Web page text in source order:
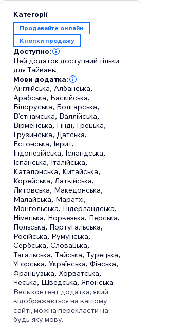
Категорії
Продавайте онлайн
Кнопки продажу
Доступно:
Цей додаток доступний тільки
для Тайвань.
Мови додатка:
Англійська, Албанська,
Арабська, Баскійська,
Білоруська, Болгарська,
В'єтнамська, Валлійська,
Вірменська, Гінді, Грецька,
Грузинська, Датська,
Естонська, Іврит,
Індонезійська, Ісландська,
Іспанська, Італійська,
Каталонська, Китайська,
Корейська, Латвійська,
Литовська, Македонська,
Малайська, Маратхі,
Монгольська, Нідерландська,
Німецька, Норвезька, Перська,
Польська, Португальська,
Російська, Румунська,
Сербська,Словацька,
Тагальська,Тайська,Турецька,
Угорська,Українська,Фінська,
Французька, Хорватська,
Чеська, Шведська,Японська
Весь контент додатка, який
відображається на вашому
сайті, можна перекласти на
будь-яку мову.